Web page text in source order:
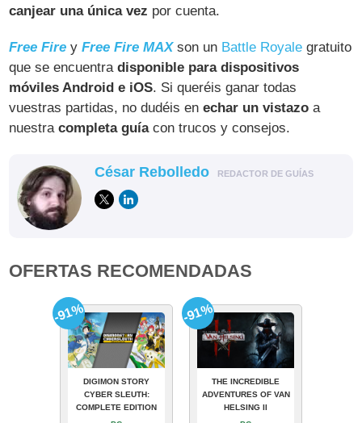
canjear una única vez por cuenta.
Free Fire yFree Fire MAXson un Battle Royale gratuito
que se encuentradisponible para dispositivos
móviles Android e iOS. Si queréis ganar todas
vuestras partidas, no dudéis enechar un vistazo a
nuestracompleta guíacon trucos y consejos.
César Rebolledo REDACTOR DE GUÍAS
OFERTAS RECOMENDADAS
DIGIMON STORY
CYBER SLEUTH:
COMPLETE EDITION
-91%
THE INCREDIBLE
ADVENTURES OF VAN
HELSING II
-91%